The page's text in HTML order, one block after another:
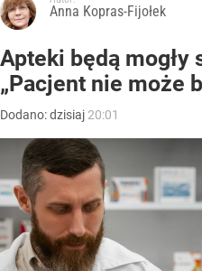
Anna Kopras-Fijołek
Apteki będą mogły
„Pacjent nie może
Dodano:dzisiaj 20:01